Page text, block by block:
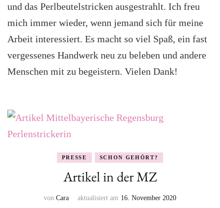
und das Perlbeutelstricken ausgestrahlt. Ich freu
mich immer wieder, wenn jemand sich für meine
Arbeit interessiert. Es macht so viel Spaß, ein fast
vergessenes Handwerk neu zu beleben und andere
Menschen mit zu begeistern. Vielen Dank!
PRESSE SCHON GEHÖRT?
Artikel in der MZ
von Cara aktualisiert am 16. November 2020